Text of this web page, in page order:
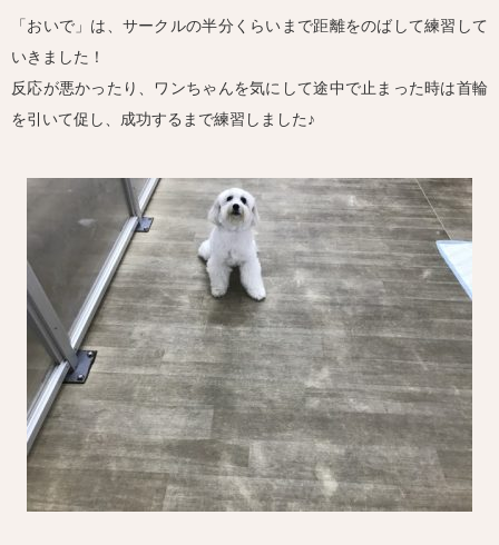
「おいで」は、サークルの半分くらいまで距離をのばして練習して
いきました！
反応が悪かったり、ワンちゃんを気にして途中で止まった時は首輪
を引いて促し、成功するまで練習しました♪